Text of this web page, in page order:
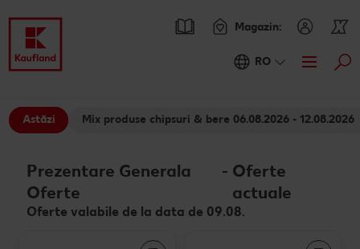
Magazin:
Prezentare Generala Oferte
Catalogul actual
Kaufland Card XTRA
Cupoane XTRA
Oferte Parteneri Kaufland Card XTRA
Sortiment
Noile noastre branduri au sosit
RO
Astăzi Mix produse chipsuri & bere 06.08.2026 - 12.08.2026
Prezentare Generala
Oferte
- Oferte
actuale
Oferte valabile de la data de 09.08.